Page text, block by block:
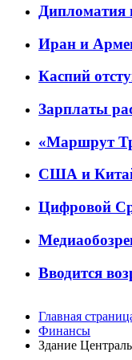
Дипломатия
Иран и
Каспий
Зарплаты
«Маршрут
США и
Цифровой
Вводится
Главная
Финансы
Здание